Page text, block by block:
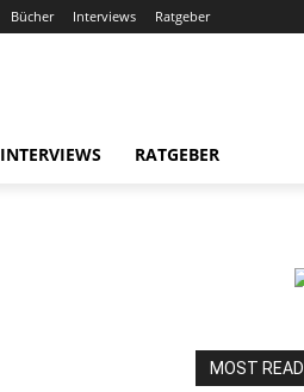
Bücher Interviews Ratgeber
INTERVIEWS RATGEBER
MOST READ